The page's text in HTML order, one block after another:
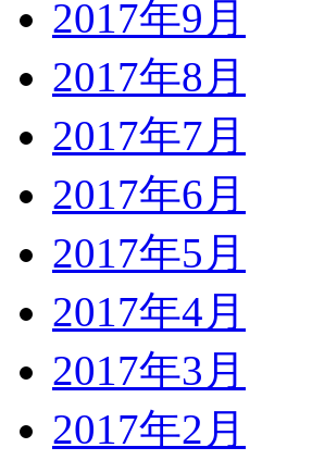
2017年9月
2017年8月
2017年7月
2017年6月
2017年5月
2017年4月
2017年3月
2017年2月